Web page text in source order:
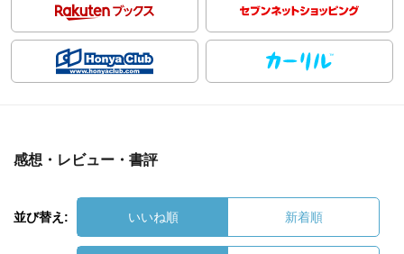
感想・レビュー・書評
並び替え: いいね順 新着順